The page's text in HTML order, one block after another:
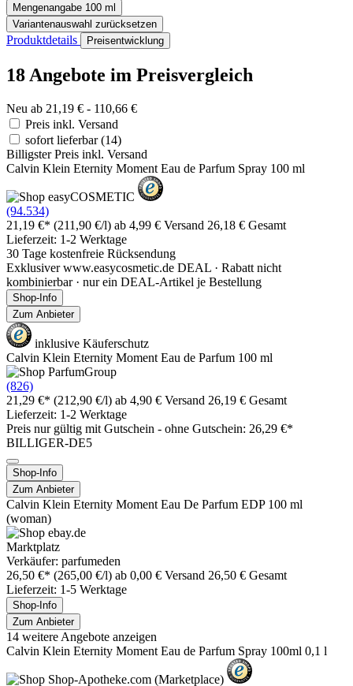
Mengenangabe 100 ml
Variantenauswahl zurücksetzen
Produktdetails Preisentwicklung
18 Angebote im Preisvergleich
Neu ab 21,19 € - 110,66 €
Preis inkl. Versand
sofort lieferbar(14)
Billigster Preis inkl. Versand
Calvin Klein Eternity Moment Eau de Parfum Spray 100 ml
(94.534)
21,19 €* (211,90 €/l) ab 4,99 € Versand 26,18 € Gesamt
Lieferzeit: 1-2 Werktage
30 Tage kostenfreie Rücksendung
Exklusiver www.easycosmetic.de DEAL · Rabatt nicht
kombinierbar · nur ein DEAL-Artikel je Bestellung
Shop-Info
Zum Anbieter
inklusive Käuferschutz
Calvin Klein Eternity Moment Eau de Parfum 100 ml
(826)
21,29 €* (212,90 €/l) ab 4,90 € Versand 26,19 € Gesamt
Lieferzeit: 1-2 Werktage
Preis nur gültig mit Gutschein - ohne Gutschein: 26,29 €*
BILLIGER-DE5
Shop-Info
Zum Anbieter
Calvin Klein Eternity Moment Eau De Parfum EDP 100 ml
(woman)
Marktplatz
Verkäufer: parfumeden
26,50 €* (265,00 €/l) ab 0,00 € Versand 26,50 € Gesamt
Lieferzeit: 1-5 Werktage
Shop-Info
Zum Anbieter
14 weitere Angebote anzeigen
Calvin Klein Eternity Moment Eau de Parfum Spray 100ml 0,1 l